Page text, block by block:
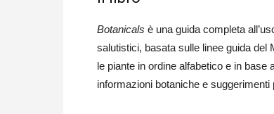
Botanicals è una guida completa
salutistici, basata sulle linee guida del
le piante in ordine alfabetico e in
informazioni botaniche e suggerimenti